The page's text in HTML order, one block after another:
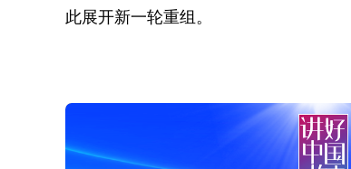
此展开新一轮重组。